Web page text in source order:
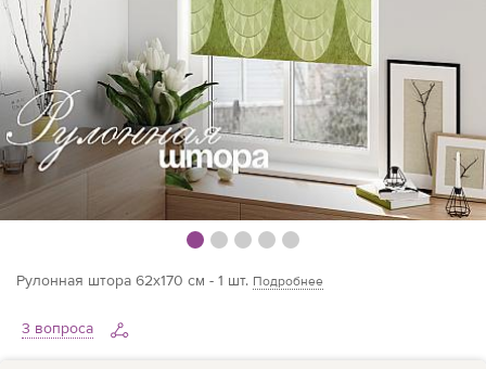
Рулонная штора 62х170 см - 1 шт. Подробнее
3 вопроса